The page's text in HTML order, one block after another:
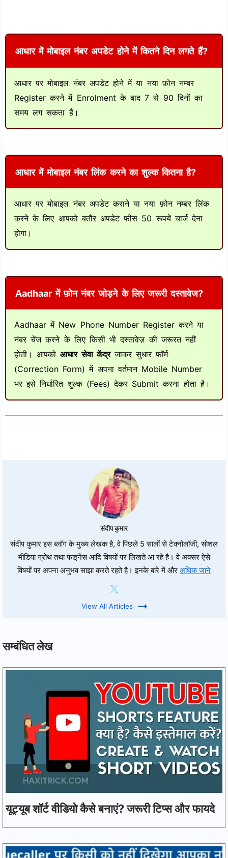
आधार में मोबाइल नंबर अपडेट होने में कितने दिन लगते हैं?
आधार पर मोबाइल नंबर अपडेट होने में या नया फ़ोन नम्बर
Register करने में Enrolment के बाद 7 से 90 दिनों का
समय लग सकता हैं।
आधार में मोबाइल नंबर लिंक करने का शुल्क कितना है?
आधार पर मोबाइल नंबर अपडेट कराने या नया फ़ोन नम्बर लिंक
करने के लिए आपको बतौर अपडेट फीस 50 रूपयें चार्ज देना
होगा।
Aadhaar में फ़ोन नंबर जोड़ने के लिए जरूरी दस्तावेज?
Aadhaar में New Phone Number Register करने या
नंबर चेंज करने के लिए किसी भी दस्तावेज़ की जरूरत नहीं
होती। आपकोआधार सेवा केंद्रजाकर सुधार फॉर्म
(Correction Form) में अपना वर्तमान Mobile Number
भर इसे निर्धारित शुल्क (Fees) देकर Submit करना होता है।
संदीप कुमार
संदीप कुमार इस ब्लॉग के मुख्य लेखक है, वे पिछले 5 सालों से टेक्नोलॉजी, सोशल
मीडिया ग्रोथ तथा फाइनेंस आदि विषयों पर लिखते आ रहे है। वे अक्सर ऐसे
विषयों पर अपना अनुभव साझा करते रहते है। इनके बारे में और अधिक जाने
View All Articles
सम्बंधित लेख
यूट्यूब शॉर्ट वीडियो कैसे बनाएं? जरूरी टिप्स और फायदे